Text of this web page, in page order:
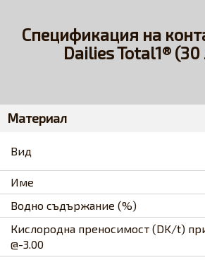
Спецификация на
Dailies Total1®
Материал
Вид
Име
Водно съдържание (%)
Кислородна преносимост (DK/t)
@-3.00